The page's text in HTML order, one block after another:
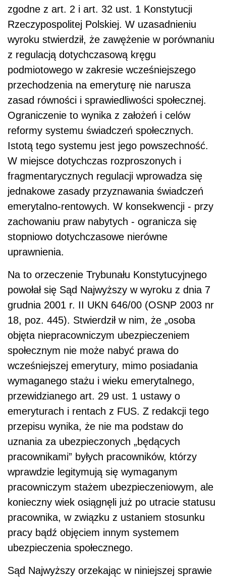
zgodne z art. 2 i art. 32 ust. 1 Konstytucji
Rzeczypospolitej Polskiej. W uzasadnieniu
wyroku stwierdził, że zawężenie w porównaniu
z regulacją dotychczasową kręgu
podmiotowego w zakresie wcześniejszego
przechodzenia na emeryturę nie narusza
zasad równości i sprawiedliwości społecznej.
Ograniczenie to wynika z założeń i celów
reformy systemu świadczeń społecznych.
Istotą tego systemu jest jego powszechność.
W miejsce dotychczas rozproszonych i
fragmentarycznych regulacji wprowadza się
jednakowe zasady przyznawania świadczeń
emerytalno-rentowych. W konsekwencji - przy
zachowaniu praw nabytych - ogranicza się
stopniowo dotychczasowe nierówne
uprawnienia.
Na to orzeczenie Trybunału Konstytucyjnego
powołał się Sąd Najwyższy w wyroku z dnia 7
grudnia 2001 r. II UKN 646/00 (OSNP 2003 nr
18, poz. 445). Stwierdził w nim, że „osoba
objęta niepracowniczym ubezpieczeniem
społecznym nie może nabyć prawa do
wcześniejszej emerytury, mimo posiadania
wymaganego stażu i wieku emerytalnego,
przewidzianego art. 29 ust. 1 ustawy o
emeryturach i rentach z FUS. Z redakcji tego
przepisu wynika, że nie ma podstaw do
uznania za ubezpieczonych „będących
pracownikami” byłych pracowników, którzy
wprawdzie legitymują się wymaganym
pracowniczym stażem ubezpieczeniowym, ale
konieczny wiek osiągnęli już po utracie statusu
pracownika, w związku z ustaniem stosunku
pracy bądź objęciem innym systemem
ubezpieczenia społecznego.
Sąd Najwyższy orzekając w niniejszej sprawie